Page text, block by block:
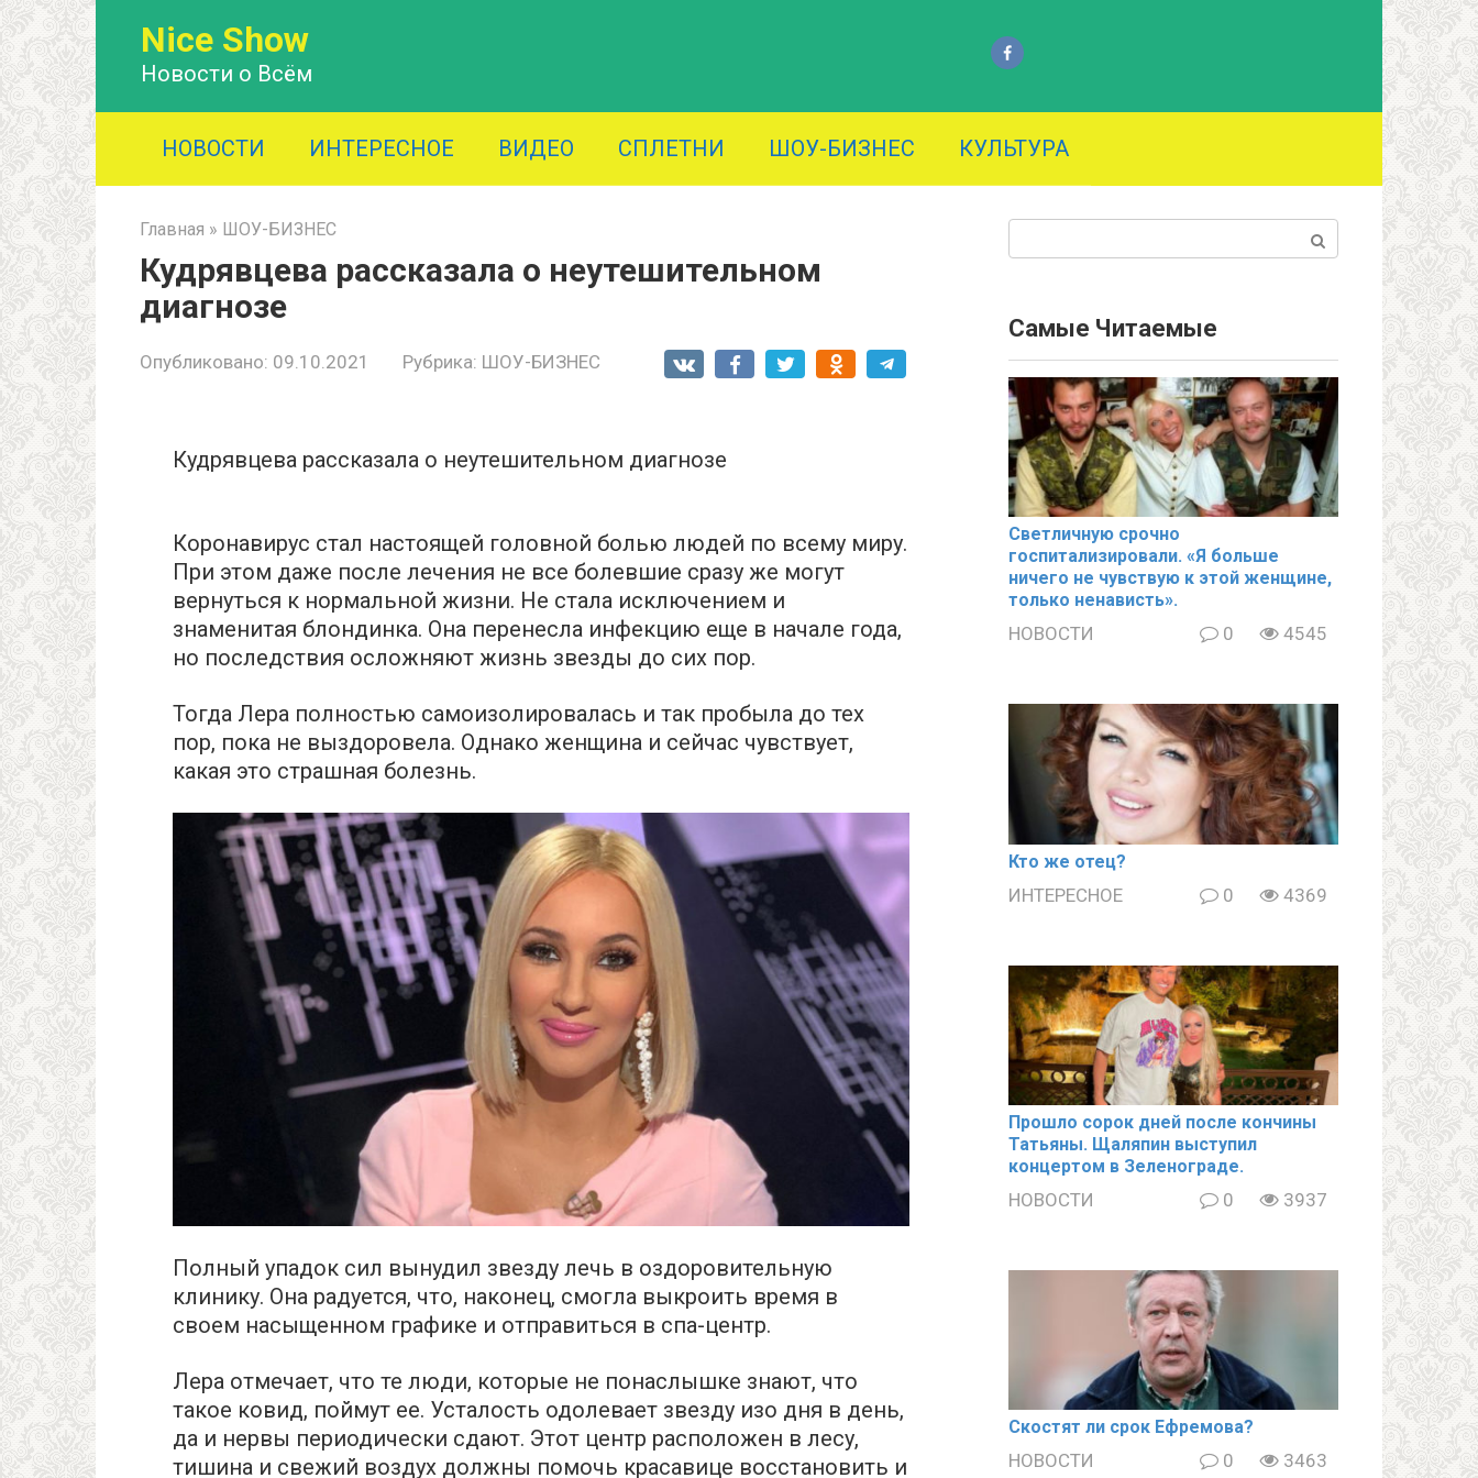
Nice Show
Новости о Всём
НОВОСТИ ИНТЕРЕСНОЕ ВИДЕО СПЛЕТНИ ШОУ-БИЗНЕС КУЛЬТУРА
Главная » ШОУ-БИЗНЕС
Кудрявцева рассказала о неутешительном
диагнозе
Опубликовано: 09.10.2021 Рубрика: ШОУ-БИЗНЕС
Кудрявцева рассказала о неутешительном диагнозе
Коронавирус стал настоящей головной болью людей по всему миру.
При этом даже после лечения не все болевшие сразу же могут
вернуться к нормальной жизни. Не стала исключением и
знаменитая блондинка. Она перенесла инфекцию еще в начале года,
но последствия осложняют жизнь звезды до сих пор.
Тогда Лера полностью самоизолировалась и так пробыла до тех
пор, пока не выздоровела. Однако женщина и сейчас чувствует,
какая это страшная болезнь.
Полный упадок сил вынудил звезду лечь в оздоровительную
клинику. Она радуется, что, наконец, смогла выкроить время в
своем насыщенном графике и отправиться в спа-центр.
Лера отмечает, что те люди, которые не понаслышке знают, что
такое ковид, поймут ее. Усталость одолевает звезду изо дня в день,
да и нервы периодически сдают. Этот центр расположен в лесу,
тишина и свежий воздух должны помочь красавице восстановить и
Самые Читаемые
Светличную срочно
госпитализировали. «Я больше
ничего не чувствую к этой женщине,
только ненависть».
НОВОСТИ 0 4545
Кто же отец?
ИНТЕРЕСНОЕ 0 4369
Прошло сорок дней после кончины
Татьяны. Щаляпин выступил
концертом в Зеленограде.
НОВОСТИ 0 3937
Скостят ли срок Ефремова?
НОВОСТИ 0 3463